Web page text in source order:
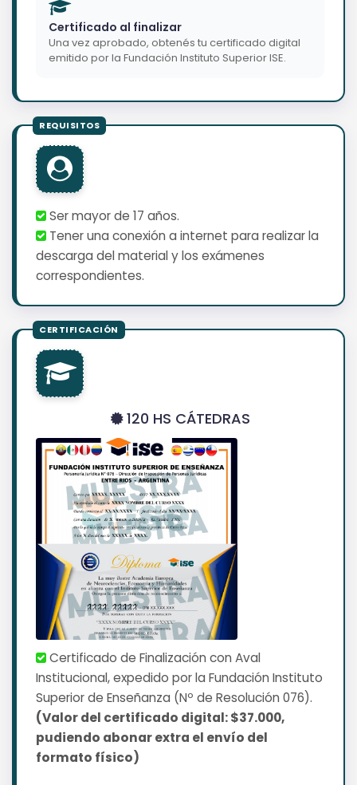
Certificado al finalizar
Una vez aprobado, obtenés tu certificado digital
emitido por la Fundación Instituto Superior ISE.
Ser mayor de 17 años.
Tener una conexión a internet para realizar la
descarga del material y los exámenes
correspondientes.
120 HS CÁTEDRAS
Certificado de Finalización con Aval
Institucional, expedido por la Fundación Instituto
Superior de Enseñanza (Nº de Resolución 076).
(Valor del certificado digital: $37.000,
pudiendo abonar extra el envío del
formato físico)